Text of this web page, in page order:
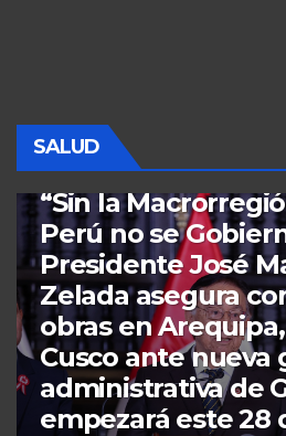
SALUD
PERÚ SALUD
“Convenio
‘SUSALUD y
Peruana Cayetano
unen para
derechos en salud
INNOVATÓN
ciencia,
al servicio del